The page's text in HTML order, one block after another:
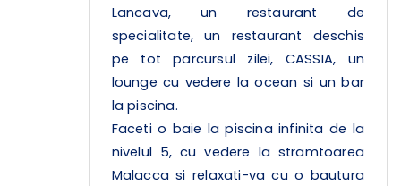
Lancava, un restaurant de
specialitate, un restaurant deschis
pe tot parcursul zilei, CASSIA, un
lounge cu vedere la ocean si un bar
la piscina.
Faceti o baie la piscina infinita de la
nivelul 5, cu vedere la stramtoarea
Malacca si relaxati-va cu o bautura